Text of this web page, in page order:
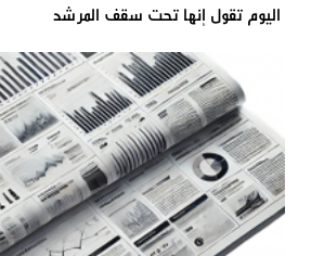
اليوم تقول إنها تحت سقف المرشد